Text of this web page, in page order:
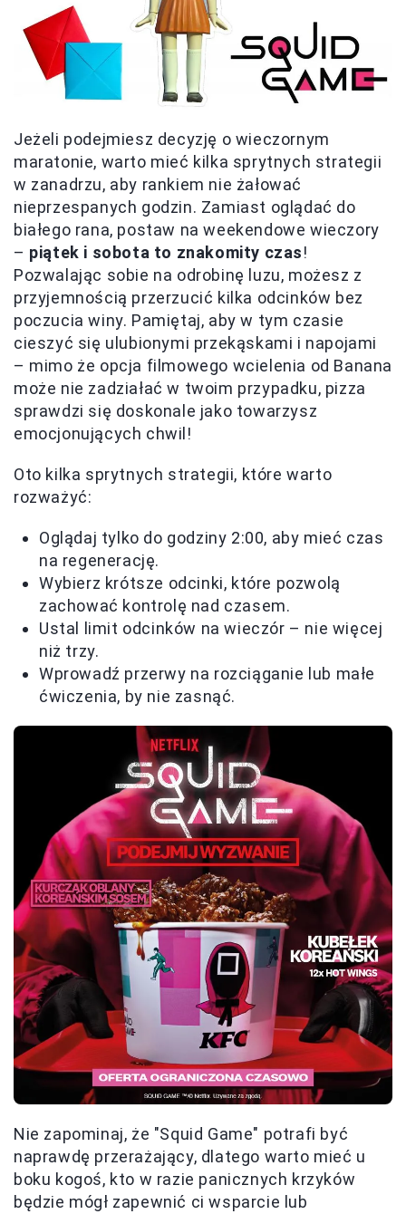
Jeżeli podejmiesz decyzję o wieczornym
maratonie, warto mieć kilka sprytnych strategii
w zanadrzu, aby rankiem nie żałować
nieprzespanych godzin. Zamiast oglądać do
białego rana, postaw na weekendowe wieczory
– piątek i sobota to znakomity czas!
Pozwalając sobie na odrobinę luzu, możesz z
przyjemnością przerzucić kilka odcinków bez
poczucia winy. Pamiętaj, aby w tym czasie
cieszyć się ulubionymi przekąskami i napojami
– mimo że opcja filmowego wcielenia od Banana
może nie zadziałać w twoim przypadku, pizza
sprawdzi się doskonale jako towarzysz
emocjonujących chwil!
Oto kilka sprytnych strategii, które warto
rozważyć:
Oglądaj tylko do godziny 2:00, aby mieć czas
na regenerację.
Wybierz krótsze odcinki, które pozwolą
zachować kontrolę nad czasem.
Ustal limit odcinków na wieczór – nie więcej
niż trzy.
Wprowadź przerwy na rozciąganie lub małe
ćwiczenia, by nie zasnąć.
Nie zapominaj, że "Squid Game" potrafi być
naprawdę przerażający, dlatego warto mieć u
boku kogoś, kto w razie panicznych krzyków
będzie mógł zapewnić ci wsparcie lub